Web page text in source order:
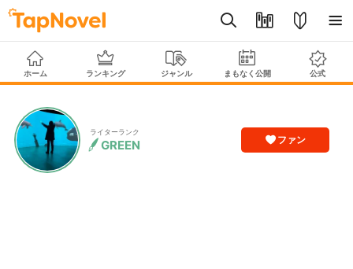
ホーム ランキング ジャンル まもなく公開 公式
ライターランク
GREEN ファン